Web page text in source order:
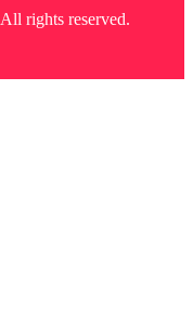
rights reserved.